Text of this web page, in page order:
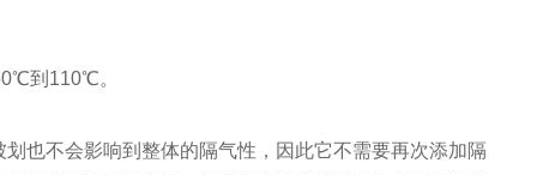
到110℃。
也不会影响到整体的隔气性，因此它不需要再次添加隔